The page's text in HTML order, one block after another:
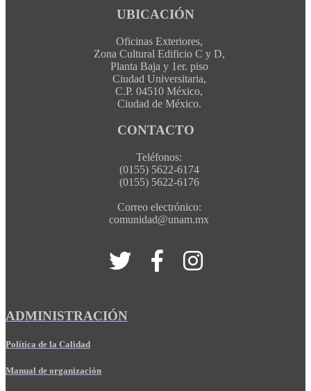
UBICACIÓN
Oficinas Exteriores,
Zona Cultural Edificio C y D,
Planta Baja y 1er. piso
Ciudad Universitaria,
C.P. 04510 México,
Ciudad de México.
CONTACTO
Teléfonos:
(0155) 5622-6174
(0155) 5622-6176
Correo electrónico:
comunidad@unam.mx
ADMINISTRACIÓN
Política de la Calidad
Manual de organización